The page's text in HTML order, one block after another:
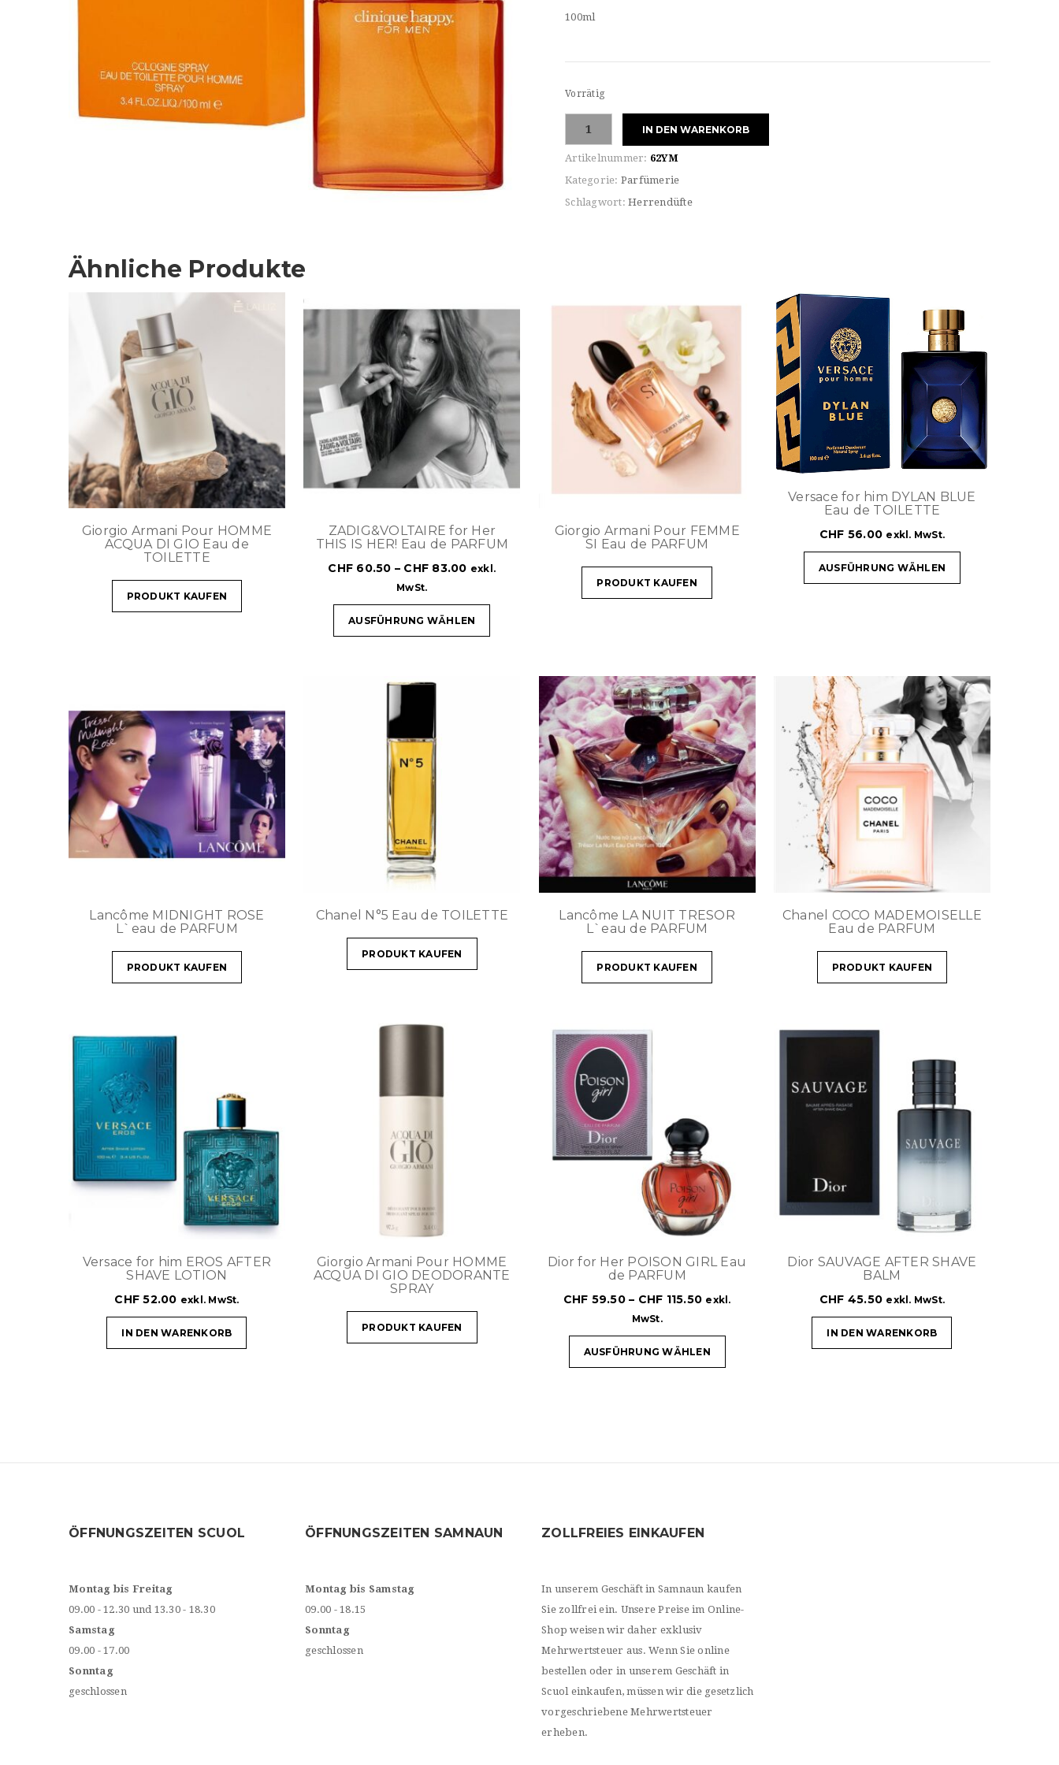
100ml
Vorrätig
MAN
COLOGNE
SPRAY
IN DEN WARENKORB
Artikelnummer: 62YM
Kategorie: Parfümerie
Schlagwort: Herrendüfte
Ähnliche Produkte
Giorgio Armani Pour HOMME
ACQUA DI GIO Eau de
TOILETTE
PRODUKT KAUFEN
ZADIG&VOLTAIRE for Her
THIS IS HER! Eau de PARFUM
CHF 60.50 – CHF 83.00 exkl.
MwSt.
AUSFÜHRUNG WÄHLEN
Giorgio Armani Pour FEMME
SI Eau de PARFUM
PRODUKT KAUFEN
Versace for him DYLAN BLUE
Eau de TOILETTE
CHF 56.00 exkl. MwSt.
AUSFÜHRUNG WÄHLEN
Lancôme MIDNIGHT ROSE
L`eau de PARFUM
PRODUKT KAUFEN
Chanel N°5 Eau de TOILETTE
PRODUKT KAUFEN
Lancôme LA NUIT TRESOR
L`eau de PARFUM
PRODUKT KAUFEN
Chanel COCO MADEMOISELLE
Eau de PARFUM
PRODUKT KAUFEN
Versace for him EROS AFTER
SHAVE LOTION
CHF 52.00 exkl. MwSt.
IN DEN WARENKORB
Giorgio Armani Pour HOMME
ACQUA DI GIO DEODORANTE
SPRAY
PRODUKT KAUFEN
Dior for Her POISON GIRL Eau
de PARFUM
CHF 59.50– CHF 115.50 exkl.
MwSt.
AUSFÜHRUNG WÄHLEN
Dior SAUVAGE AFTER SHAVE
BALM
CHF 45.50 exkl. MwSt.
IN DEN WARENKORB
ÖFFNUNGSZEITEN SCUOL
Montag bis Freitag
09.00 - 12.30 und 13.30 - 18.30
Samstag
09.00 - 17.00
Sonntag
geschlossen
ÖFFNUNGSZEITEN SAMNAUN
Montag bis Samstag
09.00 - 18.15
Sonntag
geschlossen
ZOLLFREIES EINKAUFEN
In unserem Geschäft in Samnaun kaufen
Sie zollfrei ein. Unsere Preise im Online-
Shop weisen wir daher exklusiv
Mehrwertsteuer aus. Wenn Sie online
bestellen oder in unserem Geschäft in
Scuol einkaufen, müssen wir die gesetzlich
vorgeschriebene Mehrwertsteuer
erheben.